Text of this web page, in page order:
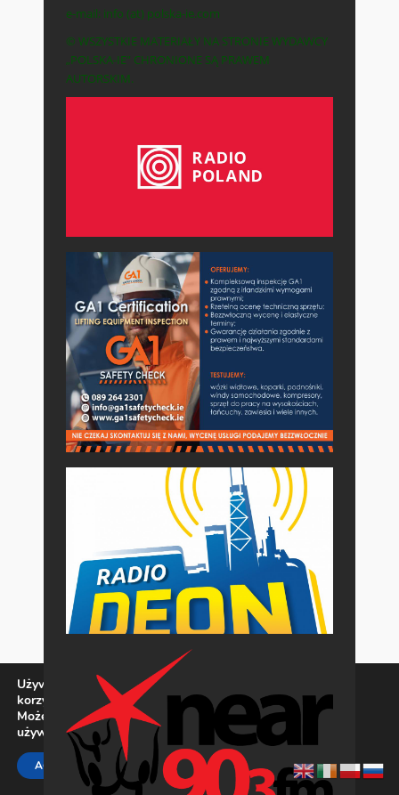
Używamy ciasteczek, aby zapewnić najlepszą jakość
korzystania z naszej witryny.
Możesz dowiedzieć się więcej o tym, jakich ciasteczek
używamy, lub wyłączyć je w
ustawieniach
ACCEPT REJECT SETTINGS Zamknij panel
e-mail: info (at) polska-ie.com
© WSZYSTKIE MATERIAŁY NA STRONIE WYDAWCY
„POLSKA-IE” CHRONIONE SĄ PRAWEM
AUTORSKIM.